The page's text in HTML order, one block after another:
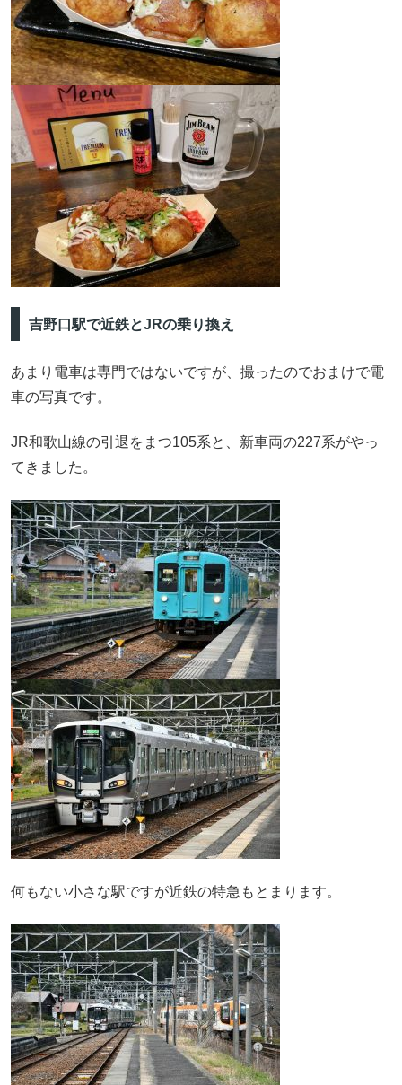
吉野口駅で近鉄とJRの乗り換え
あまり電車は専門ではないですが、撮ったのでおまけで電
車の写真です。
JR和歌山線の引退をまつ105系と、新車両の227系がやっ
てきました。
何もない小さな駅ですが近鉄の特急もとまります。